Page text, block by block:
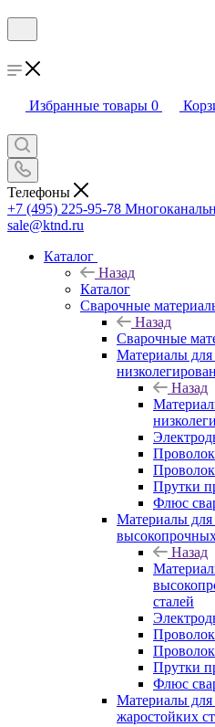
Избранные товары 0
Телефоны
+7 (495) 225-95-78
sale@ktnd.ru
Каталог
Назад
Каталог
Сварочные
Назад
Сварочные
Материалы для
Назад
Прутки
Флюс
Материалы для
Назад
сталей
Прутки
Флюс
Материалы
жаростойких